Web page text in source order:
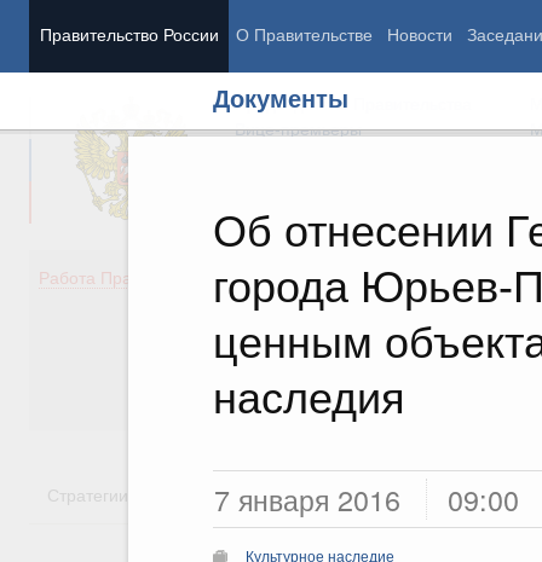
Правительство России О Правительстве Новости
Документы
Об отнесении
города Юрьев-
ценным
наследия
7 января 2016 09:00
Культурное наследие
Председатель Правительства
Вице-премьеры
Работа Правительства
Демография
Здоровье
Образование
Культура
Государство
Стратегии Государственные программы